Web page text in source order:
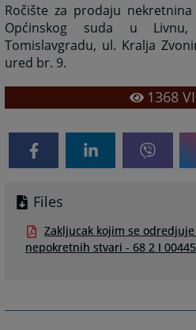
Ročište za prodaju
Općinskog suda u
Tomislavgradu, ul. Kralja
ured br. 9.
1368
Files
Zakljucak kojim se
nepokretnih stvari - 68 2 I